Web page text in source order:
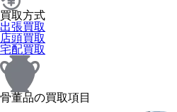
買取方式
出張買取
店頭買取
宅配買取
骨董品の買取項目